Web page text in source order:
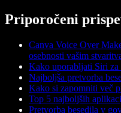
Priporočeni
Canva Voice Over
osebnosti vašim
Kako uporabljati Siri
Najboljša pretvorba
Kako si zapomniti več
Top 5 najboljših
Pretvorba besedila v